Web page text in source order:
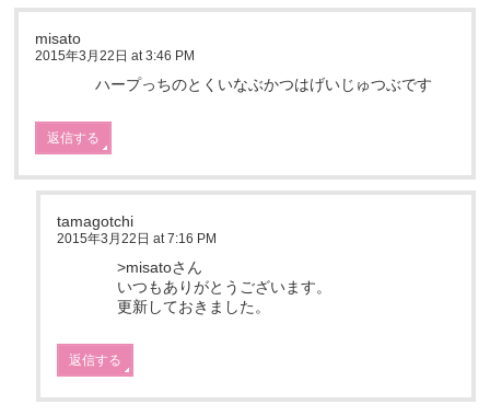
misato
2015年3月22日 at 3:46 PM
ハープっちのとくいなぶかつはげいじゅつぶです
返信する
tamagotchi
2015年3月22日 at 7:16 PM
>misatoさん
いつもありがとうございます。
更新しておきました。
返信する